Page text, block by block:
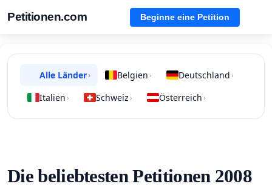
Petitionen.com Beginne eine Petition
Alle Länder› Belgien › Deutschland ›
Italien › Schweiz › Österreich ›
Die beliebtesten Petitionen 2008